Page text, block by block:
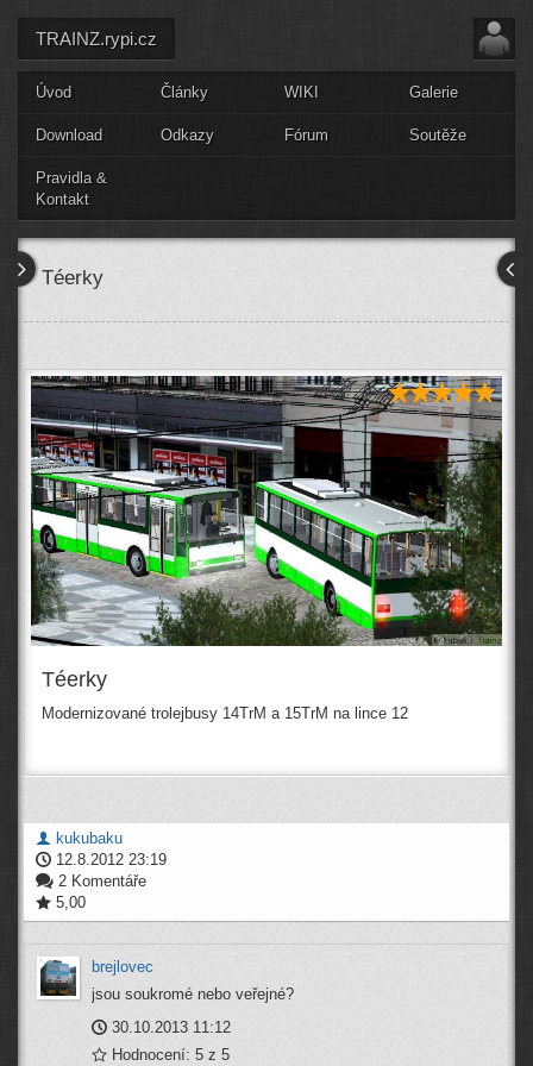
TRAINZ.rypi.cz
Úvod Články WIKI Galerie
Download Odkazy Fórum Soutěže
Pravidla &
Kontakt
Téerky
Téerky
Modernizované trolejbusy 14TrM a 15TrM na lince 12
kukubaku
12.8.2012 23:19
2 Komentáře
5,00
brejlovec
jsou soukromé nebo veřejné?
30.10.2013 11:12
Hodnocení: 5 z 5